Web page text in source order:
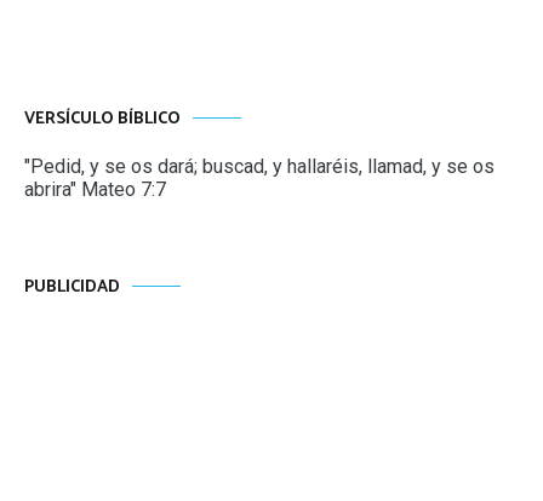
VERSÍCULO BÍBLICO
"Pedid, y se os dará; buscad, y hallaréis, llamad, y se os
abrira" Mateo 7:7
PUBLICIDAD